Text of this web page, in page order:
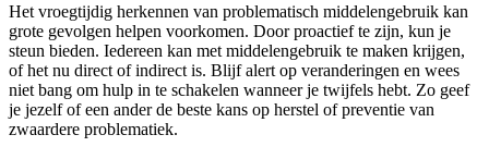
Het vroegtijdig herkennen van problematisch middelengebruik kan
grote gevolgen helpen voorkomen. Door proactief te zijn, kun je
steun bieden. Iedereen kan met middelengebruik te maken krijgen,
of het nu direct of indirect is. Blijf alert op veranderingen en wees
niet bang om hulp in te schakelen wanneer je twijfels hebt. Zo geef
je jezelf of een ander de beste kans op herstel of preventie van
zwaardere problematiek.